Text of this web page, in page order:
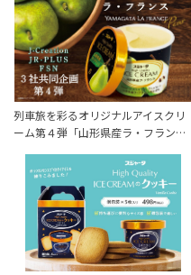
列車旅を彩るオリジナルアイスクリ
ーム第４弾「山形県産ラ・フラン…